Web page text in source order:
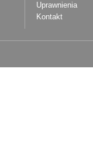
Uprawnienia
Kontakt